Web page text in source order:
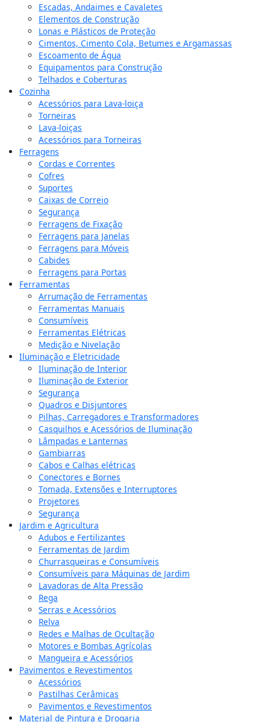
Escadas, Andaimes e Cavaletes
Elementos de Construção
Lonas e Plásticos de Proteção
Cimentos, Cimento Cola, Betumes e Argamassas
Escoamento de Água
Equipamentos para Construção
Telhados e Coberturas
Cozinha
Acessórios para Lava-loiça
Torneiras
Lava-loiças
Acessórios para Torneiras
Ferragens
Cordas e Correntes
Cofres
Suportes
Caixas de Correio
Segurança
Ferragens de Fixação
Ferragens para Janelas
Ferragens para Móveis
Cabides
Ferragens para Portas
Ferramentas
Arrumação de Ferramentas
Ferramentas Manuais
Consumíveis
Ferramentas Elétricas
Medição e Nivelação
Iluminação e Eletricidade
Iluminação de Interior
Iluminação de Exterior
Segurança
Quadros e Disjuntores
Pilhas, Carregadores e Transformadores
Casquilhos e Acessórios de Iluminação
Lâmpadas e Lanternas
Gambiarras
Cabos e Calhas elétricas
Conectores e Bornes
Tomada, Extensões e Interruptores
Projetores
Segurança
Jardim e Agricultura
Adubos e Fertilizantes
Ferramentas de Jardim
Churrasqueiras e Consumíveis
Consumíveis para Máquinas de Jardim
Lavadoras de Alta Pressão
Rega
Serras e Acessórios
Relva
Redes e Malhas de Ocultação
Motores e Bombas Agrícolas
Mangueira e Acessórios
Pavimentos e Revestimentos
Acessórios
Pastilhas Cerâmicas
Pavimentos e Revestimentos
Material de Pintura e Drogaria